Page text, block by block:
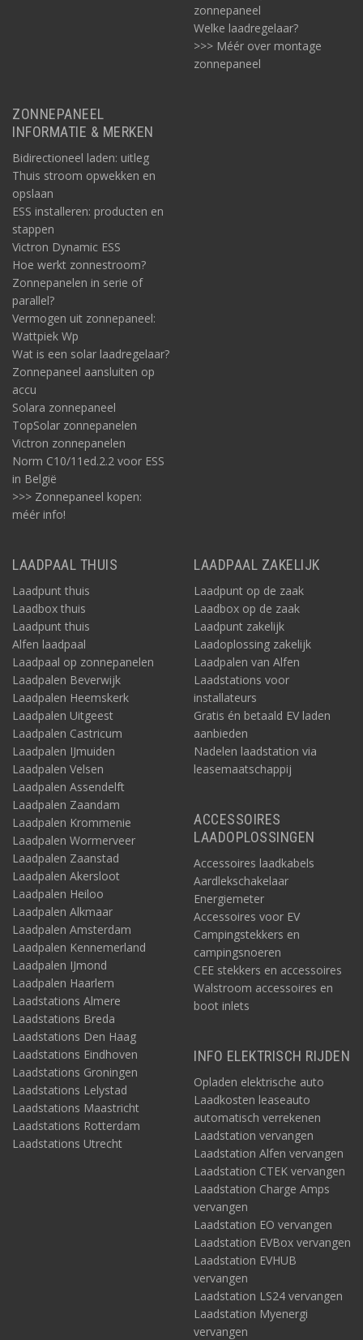
zonnepaneel
Welke laadregelaar?
>>> Méér over montage
zonnepaneel
ZONNEPANEEL
INFORMATIE & MERKEN
Bidirectioneel laden: uitleg
Thuis stroom opwekken en
opslaan
ESS installeren: producten en
stappen
Victron Dynamic ESS
Hoe werkt zonnestroom?
Zonnepanelen in serie of
parallel?
Vermogen uit zonnepaneel:
Wattpiek Wp
Wat is een solar laadregelaar?
Zonnepaneel aansluiten op
accu
Solara zonnepaneel
TopSolar zonnepanelen
Victron zonnepanelen
Norm C10/11ed.2.2 voor ESS
in België
>>> Zonnepaneel kopen:
méér info!
LAADPAAL THUIS
Laadpunt thuis
Laadbox thuis
Laadpunt thuis
Alfen laadpaal
Laadpaal op zonnepanelen
Laadpalen Beverwijk
Laadpalen Heemskerk
Laadpalen Uitgeest
Laadpalen Castricum
Laadpalen IJmuiden
Laadpalen Velsen
Laadpalen Assendelft
Laadpalen Zaandam
Laadpalen Krommenie
Laadpalen Wormerveer
Laadpalen Zaanstad
Laadpalen Akersloot
Laadpalen Heiloo
Laadpalen Alkmaar
Laadpalen Amsterdam
Laadpalen Kennemerland
Laadpalen IJmond
Laadpalen Haarlem
Laadstations Almere
Laadstations Breda
Laadstations Den Haag
Laadstations Eindhoven
Laadstations Groningen
Laadstations Lelystad
Laadstations Maastricht
Laadstations Rotterdam
Laadstations Utrecht
LAADPAAL ZAKELIJK
Laadpunt op de zaak
Laadbox op de zaak
Laadpunt zakelijk
Laadoplossing zakelijk
Laadpalen van Alfen
Laadstations voor
installateurs
Gratis én betaald EV laden
aanbieden
Nadelen laadstation via
leasemaatschappij
ACCESSOIRES
LAADOPLOSSINGEN
Accessoires laadkabels
Aardlekschakelaar
Energiemeter
Accessoires voor EV
Campingstekkers en
campingsnoeren
CEE stekkers en accessoires
Walstroom accessoires en
boot inlets
INFO ELEKTRISCH RIJDEN
Opladen elektrische auto
Laadkosten leaseauto
automatisch verrekenen
Laadstation vervangen
Laadstation Alfen vervangen
Laadstation CTEK vervangen
Laadstation Charge Amps
vervangen
Laadstation EO vervangen
Laadstation EVBox vervangen
Laadstation EVHUB
vervangen
Laadstation LS24 vervangen
Laadstation Myenergi
vervangen